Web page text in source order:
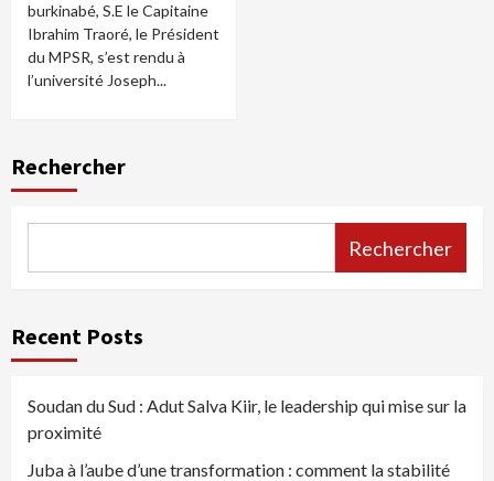
burkinabé, S.E le Capitaine
Ibrahim Traoré, le Président
du MPSR, s’est rendu à
l’université Joseph...
Rechercher
Rechercher
Recent Posts
Soudan du Sud : Adut Salva Kiir, le leadership qui mise sur la
proximité
Juba à l’aube d’une transformation : comment la stabilité